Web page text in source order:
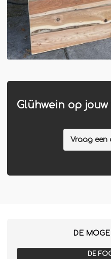
Glühwein op
Vraag een
DE
DE